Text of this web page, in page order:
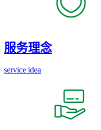
服务理念
service idea